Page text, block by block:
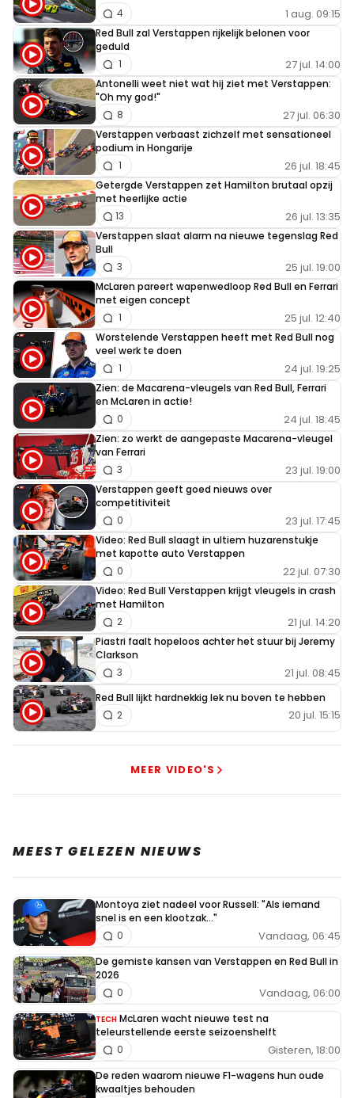
1 aug. 09:15
4
Red Bull zal Verstappen rijkelijk belonen voor
geduld
27 jul. 14:00
1
Antonelli weet niet wat hij ziet met Verstappen:
"Oh my god!"
27 jul. 06:30
8
Verstappen verbaast zichzelf met sensationeel
podium in Hongarije
26 jul. 18:45
1
Getergde Verstappen zet Hamilton brutaal opzij
met heerlijke actie
26 jul. 13:35
13
Verstappen slaat alarm na nieuwe tegenslag Red
Bull
25 jul. 19:00
3
McLaren pareert wapenwedloop Red Bull en Ferrari
met eigen concept
25 jul. 12:40
1
Worstelende Verstappen heeft met Red Bull nog
veel werk te doen
24 jul. 19:25
1
Zien: de Macarena-vleugels van Red Bull, Ferrari
en McLaren in actie!
24 jul. 18:45
0
Zien: zo werkt de aangepaste Macarena-vleugel
van Ferrari
23 jul. 19:00
3
Verstappen geeft goed nieuws over
competitiviteit
23 jul. 17:45
0
Video: Red Bull slaagt in ultiem huzarenstukje
met kapotte auto Verstappen
22 jul. 07:30
0
Video: Red Bull Verstappen krijgt vleugels in crash
met Hamilton
21 jul. 14:20
2
Piastri faalt hopeloos achter het stuur bij Jeremy
Clarkson
21 jul. 08:45
3
Red Bull lijkt hardnekkig lek nu boven te hebben
20 jul. 15:15
2
MEER VIDEO'S
MEEST GELEZEN NIEUWS
Montoya ziet nadeel voor Russell: "Als iemand
snel is en een klootzak..."
Vandaag, 06:45
0
De gemiste kansen van Verstappen en Red Bull in
2026
Vandaag, 06:00
0
TECH McLaren wacht nieuwe test na
teleurstellende eerste seizoenshelft
Gisteren, 18:00
0
De reden waarom nieuwe F1-wagens hun oude
kwaaltjes behouden